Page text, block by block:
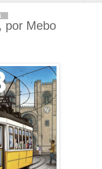
por Mebo